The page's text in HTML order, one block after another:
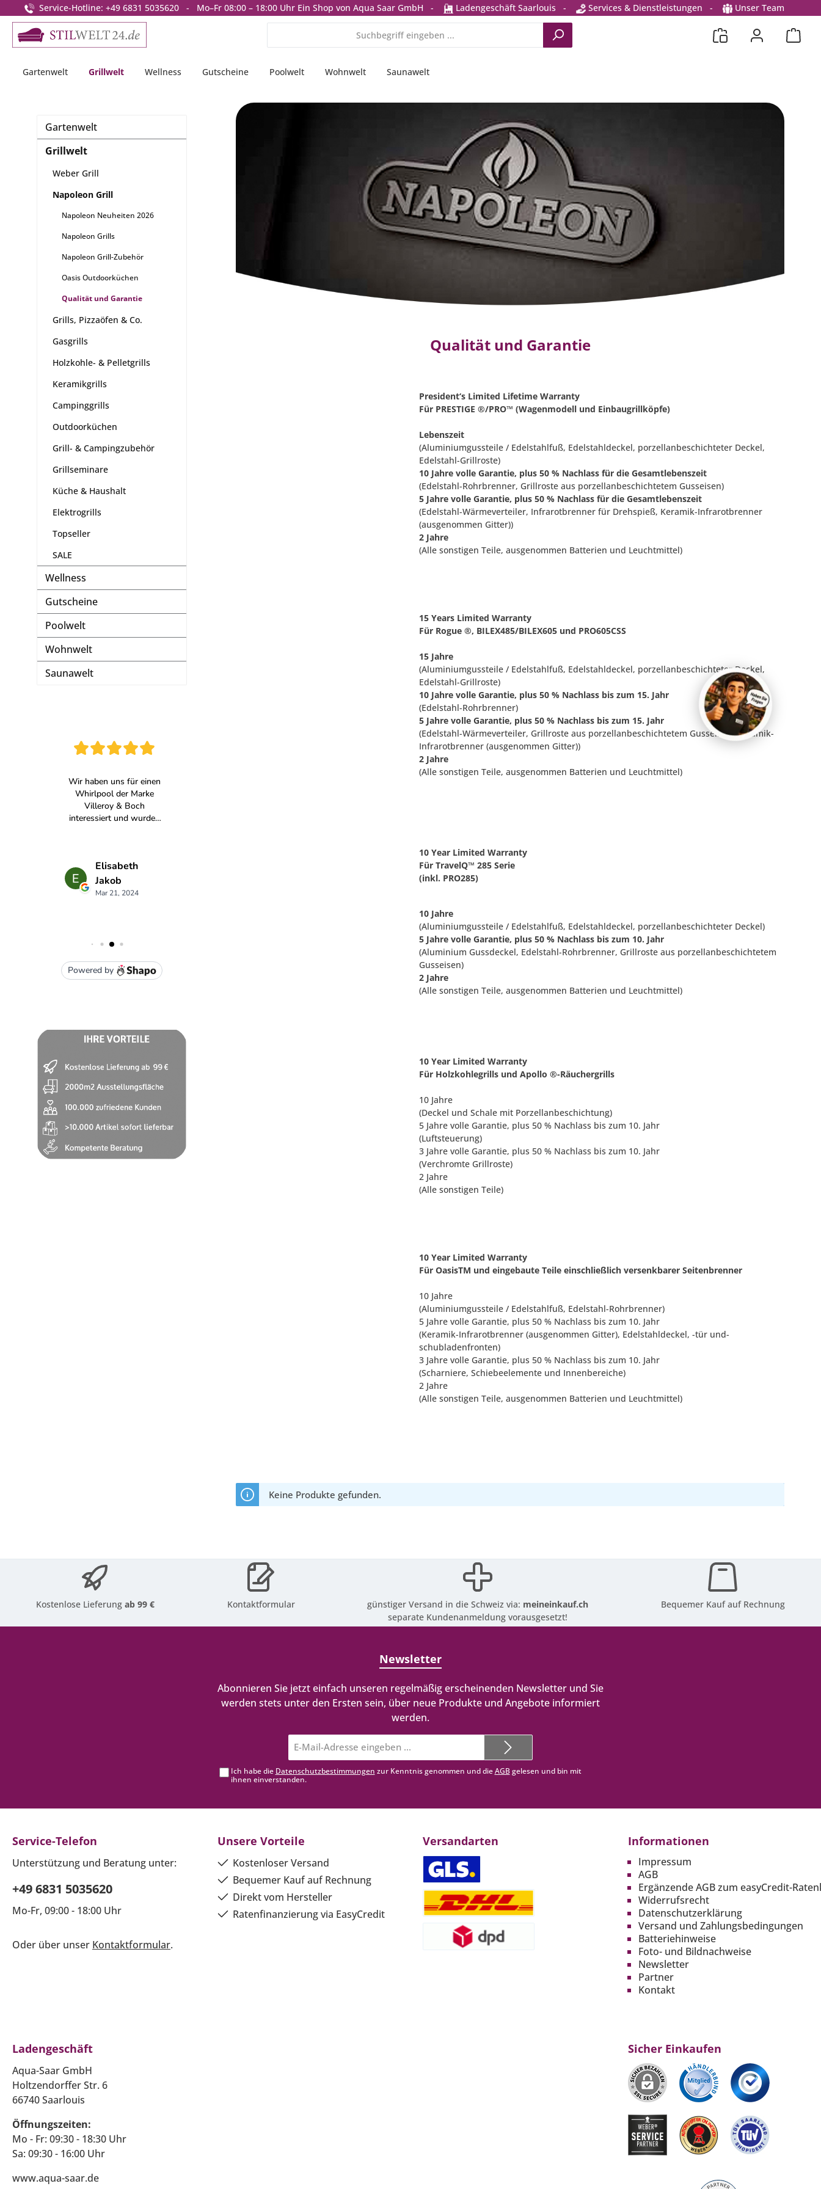
Zur Hauptnavigation springen
Service-Hotline: +49 6831 5035620 - Mo–Fr 08:00 – 18:00 Uhr Ein Shop von Aqua Saar GmbH - Ladengeschäft Saarlouis - Services & Dienstleistungen - Unser Team
Gartenwelt Grillwelt Wellness Gutscheine Poolwelt Wohnwelt Saunawelt
Gartenwelt
Grillwelt
Weber Grill
Napoleon Grill
Napoleon Neuheiten 2026
Napoleon Grills
Napoleon Grill-Zubehör
Oasis Outdoorküchen
Qualität und Garantie
Grills, Pizzaöfen & Co.
Gasgrills
Holzkohle- & Pelletgrills
Keramikgrills
Campinggrills
Outdoorküchen
Grill- & Campingzubehör
Grillseminare
Küche & Haushalt
Elektrogrills
Topseller
SALE
Wellness
Gutscheine
Poolwelt
Wohnwelt
Saunawelt
Qualität und Garantie
President‘s Limited Lifetime Warranty
Für PRESTIGE ®/PRO™ (Wagenmodell und Einbaugrillköpfe)
Lebenszeit
(Aluminiumgussteile / Edelstahlfuß, Edelstahldeckel, porzellanbeschichteter Deckel,
Edelstahl-Grillroste)
10 Jahre volle Garantie, plus 50 % Nachlass für die Gesamtlebenszeit
(Edelstahl-Rohrbrenner, Grillroste aus porzellanbeschichtetem Gusseisen)
5 Jahre volle Garantie, plus 50 % Nachlass für die Gesamtlebenszeit
(Edelstahl-Wärmeverteiler, Infrarotbrenner für Drehspieß, Keramik-Infrarotbrenner
(ausgenommen Gitter))
2 Jahre
(Alle sonstigen Teile, ausgenommen Batterien und Leuchtmittel)
15 Years Limited Warranty
Für Rogue ®, BILEX485/BILEX605 und PRO605CSS
15 Jahre
(Aluminiumgussteile / Edelstahlfuß, Edelstahldeckel, porzellanbeschichteter Deckel,
Edelstahl-Grillroste)
10 Jahre volle Garantie, plus 50 % Nachlass bis zum 15. Jahr
(Edelstahl-Rohrbrenner)
5 Jahre volle Garantie, plus 50 % Nachlass bis zum 15. Jahr
(Edelstahl-Wärmeverteiler, Grillroste aus porzellanbeschichtetem Gusseisen, Keramik-
Infrarotbrenner (ausgenommen Gitter))
2 Jahre
(Alle sonstigen Teile, ausgenommen Batterien und Leuchtmittel)
10 Year Limited Warranty
Für TravelQ™ 285 Serie
(inkl. PRO285)
10 Jahre
(Aluminiumgussteile / Edelstahlfuß, Edelstahldeckel, porzellanbeschichteter Deckel)
5 Jahre volle Garantie, plus 50 % Nachlass bis zum 10. Jahr
(Aluminium Gussdeckel, Edelstahl-Rohrbrenner, Grillroste aus porzellanbeschichtetem
Gusseisen)
2 Jahre
(Alle sonstigen Teile, ausgenommen Batterien und Leuchtmittel)
10 Year Limited Warranty
Für Holzkohlegrills und Apollo ®-Räuchergrills
10 Jahre
(Deckel und Schale mit Porzellanbeschichtung)
5 Jahre volle Garantie, plus 50 % Nachlass bis zum 10. Jahr
(Luftsteuerung)
3 Jahre volle Garantie, plus 50 % Nachlass bis zum 10. Jahr
(Verchromte Grillroste)
2 Jahre
(Alle sonstigen Teile)
10 Year Limited Warranty
Für OasisTM und eingebaute Teile einschließlich versenkbarer Seitenbrenner
10 Jahre
(Aluminiumgussteile / Edelstahlfuß, Edelstahl-Rohrbrenner)
5 Jahre volle Garantie, plus 50 % Nachlass bis zum 10. Jahr
(Keramik-Infrarotbrenner (ausgenommen Gitter), Edelstahldeckel, -tür und-
schubladenfronten)
3 Jahre volle Garantie, plus 50 % Nachlass bis zum 10. Jahr
(Scharniere, Schiebeelemente und Innenbereiche)
2 Jahre
(Alle sonstigen Teile, ausgenommen Batterien und Leuchtmittel)
Keine Produkte gefunden.
Kostenlose Lieferungab 99 € Kontaktformular günstiger Versand in die Schweiz via: meineinkauf.ch
separate Kundenanmeldung vorausgesetzt!
Bequemer Kauf auf Rechnung
Newsletter
Abonnieren Sie jetzt einfach unseren regelmäßig erscheinenden Newsletter und Sie
werden stets unter den Ersten sein, über neue Produkte und Angebote informiert
werden.
Mail-
Adresse*
Ich habe die Datenschutzbestimmungen zur Kenntnis genommen und dieAGBgelesen und bin mit
ihnen einverstanden.
Service-Telefon
Unterstützung und Beratung unter:
+49 6831 5035620
Mo-Fr, 09:00 - 18:00 Uhr
Oder über unser Kontaktformular.
Unsere Vorteile
Kostenloser Versand
Bequemer Kauf auf Rechnung
Direkt vom Hersteller
Ratenfinanzierung via EasyCredit
Versandarten Informationen
Impressum
AGB
Ergänzende AGB zum easyCredit-
Widerrufsrecht
Datenschutzerklärung
Versand und Zahlungsbedingungen
Batteriehinweise
Foto- und Bildnachweise
Newsletter
Partner
Kontakt
Ladengeschäft
Aqua-Saar GmbH
Holtzendorffer Str. 6
66740 Saarlouis
Öffnungszeiten:
Mo - Fr: 09:30 - 18:30 Uhr
Sa: 09:30 - 16:00 Uhr
www.aqua-saar.de
Sicher Einkaufen